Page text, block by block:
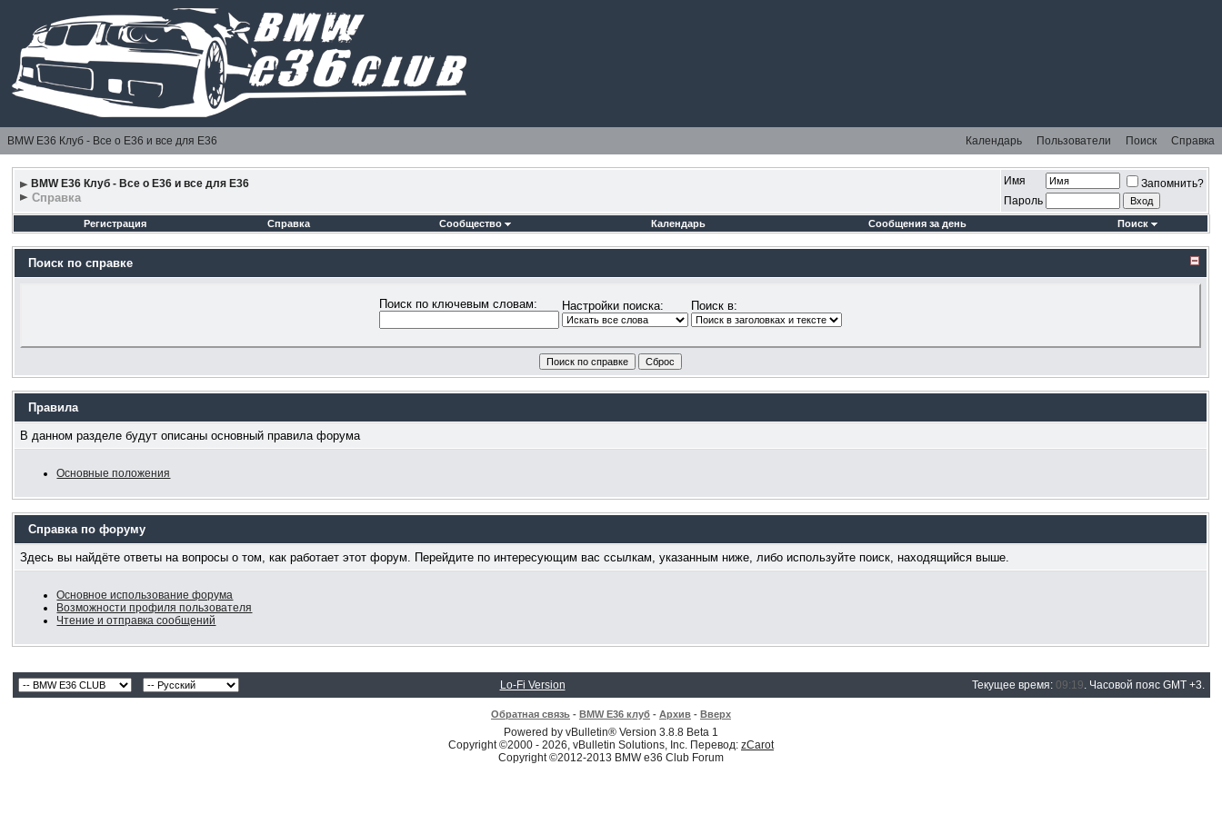
BMW E36 Клуб - Все о Е36 и все для Е36 Календарь Пользователи Поиск Справка
BMW E36 Клуб - Все о Е36 и все для Е36
Справка
Имя
Запомнить?
Пароль
Регистрация Справка Сообщество Календарь Сообщения за день Поиск
Поиск по справке
Поиск по ключевым словам: Настройки поиска: Поиск в:
Правила
В данном разделе будут описаны основный правила форума
Основные положения
Справка по форуму
Здесь вы найдёте ответы на вопросы о том, как работает этот форум. Перейдите по интересующим вас ссылкам, указанным ниже, либо используйте поиск, находящийся выше.
Основное использование форума
Возможности профиля пользователя
Чтение и отправка сообщений
Lo-Fi Version Текущее время: 09:19. Часовой пояс GMT +3.
Обратная связь - BMW E36 клуб - Архив - Вверх
Powered by vBulletin® Version 3.8.8 Beta 1
Copyright ©2000 - 2026, vBulletin Solutions, Inc. Перевод: zCarot
Copyright ©2012-2013 BMW e36 Club Forum